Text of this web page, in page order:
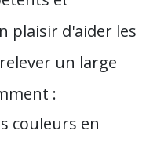
plaisir d'aider les
un large
:
couleurs en